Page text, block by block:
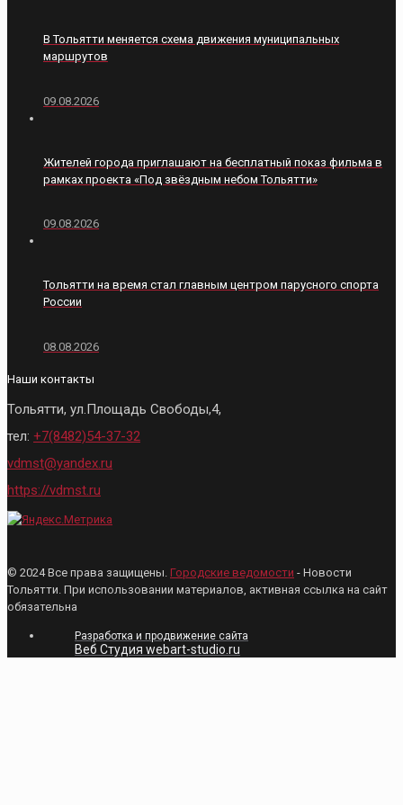
В Тольятти меняется схема движения муниципальных
маршрутов
09.08.2026
Жителей города приглашают на бесплатный показ фильма в
рамках проекта «Под звёздным небом Тольятти»
09.08.2026
Тольятти на время стал главным центром парусного спорта
России
08.08.2026
Наши контакты
Тольятти, ул.Площадь Свободы,4,
тел: +7(8482)54-37-32
vdmst@yandex.ru
https://vdmst.ru
© 2024 Все права защищены. Городские ведомости - Новости
Тольятти. При использовании материалов, активная ссылка на сайт
обязательна
Разработка и продвижение сайта
Веб Студия webart-studio.ru